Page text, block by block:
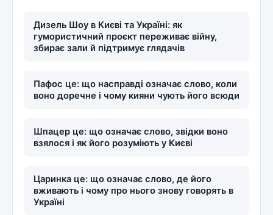
Дизель Шоу в Києві та Україні: як
гумористичний проєкт переживає війну,
збирає зали й підтримує глядачів
Пафос це: що насправді означає слово, коли
воно доречне і чому кияни чують його всюди
Шпацер це: що означає слово, звідки воно
взялося і як його розуміють у Києві
Царинка це: що означає слово, де його
вживають і чому про нього знову говорять в
Україні